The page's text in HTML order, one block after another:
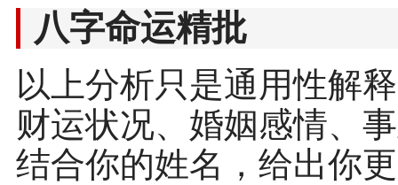
八字命运精批
以上分析只是通用性解
财运状况、婚姻感情、
结合你的姓名，给出你